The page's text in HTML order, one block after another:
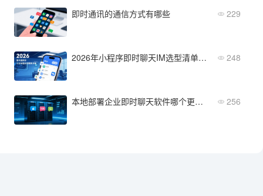
即时通讯的通信方式有哪些 229
2026年小程序即时聊天IM选型清单：中小企业必看指南 248
本地部署企业即时聊天软件哪个更耐用？三大厂商深度对比 256